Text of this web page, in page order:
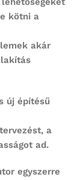
kötni a
akár
új építésű
a
ad.
egyszerre